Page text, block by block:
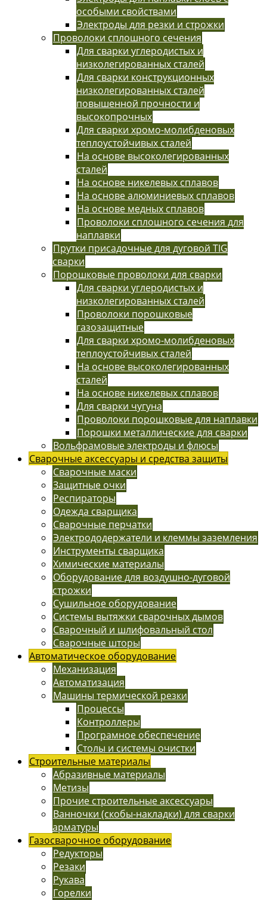
особыми свойствами
Электроды для резки и строжки
Проволоки сплошного сечения
Для сварки углеродистых и
низколегированных сталей
Для сварки конструкционных
низколегированных сталей
повышенной прочности и
высокопрочных
Для сварки хромо-молибденовых
теплоустойчивых сталей
На основе высоколегированных
сталей
На основе никелевых сплавов
На основе алюминиевых сплавов
На основе медных сплавов
Проволоки сплошного сечения для
наплавки
Прутки присадочные для дуговой TIG
сварки
Порошковые проволоки для сварки
Для сварки углеродистых и
низколегированных сталей
Проволоки порошковые
газозащитные
Для сварки хромо-молибденовых
теплоустойчивых сталей
На основе высоколегированных
сталей
На основе никелевых сплавов
Для сварки чугуна
Проволоки порошковые для наплавки
Порошки металлические для сварки
Вольфрамовые электроды и флюсы
Сварочные аксессуары и средства защиты
Сварочные маски
Защитные очки
Респираторы
Одежда сварщика
Сварочные перчатки
Электрододержатели и клеммы заземления
Инструменты сварщика
Химические материалы
Оборудование для воздушно-дуговой
строжки
Сушильное оборудование
Системы вытяжки сварочных дымов
Сварочный и шлифовальный стол
Сварочные шторы
Автоматическое оборудование
Механизация
Автоматизация
Машины термической резки
Процессы
Контроллеры
Програмное обеспечение
Столы и системы очистки
Строительные материалы
Абразивные материалы
Метизы
Прочие строительные аксессуары
Ванночки (скобы-накладки) для сварки
арматуры
Газосварочное оборудование
Редукторы
Резаки
Рукава
Горелки